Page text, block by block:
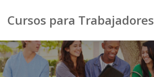
Cursos para Trabajadores